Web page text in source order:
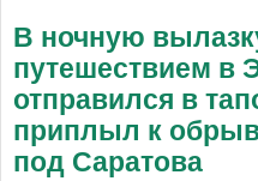
В ночную
путешествием в
отправился в
приплыл к
под Саратова